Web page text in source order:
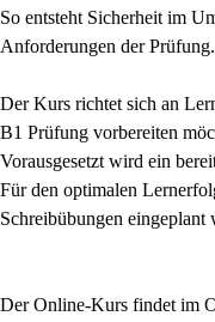
So entsteht Sicherheit im
Anforderungen der Prüfung.
Der Kurs richtet sich an
B1 Prüfung vorbereiten
Vorausgesetzt wird ein
Für den optimalen
Schreibübungen eingeplant
Der Online-Kurs findet im